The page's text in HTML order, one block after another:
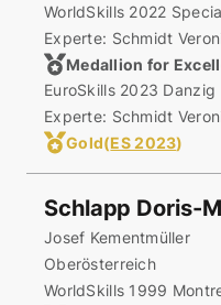
WorldSkills 2022
Experte: Schmidt
Medallion for
EuroSkills 2023 Danzig
Experte: Schmidt
Gold(ES 2023)
Schlapp Doris-
Josef Kementmüller
Oberösterreich
WorldSkills 1999